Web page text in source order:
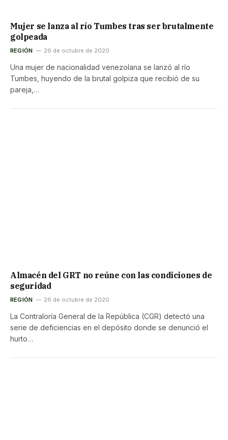
Mujer se lanza al río Tumbes tras ser brutalmente
golpeada
REGIÓN 26 de octubre de 2020
Una mujer de nacionalidad venezolana se lanzó al río
Tumbes, huyendo de la brutal golpiza que recibió de su
pareja,…
Almacén del GRT no reúne con las condiciones de
seguridad
REGIÓN 26 de octubre de 2020
La Contraloría General de la República (CGR) detectó una
serie de deficiencias en el depósito donde se denunció el
hurto…